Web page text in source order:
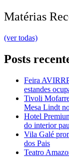
Matérias
(ver todas)
Posts
Feira
estandes
Tivoli
Mesa Lindt
Hotel
do interior
Vila Galé
dos Pais
Teatro